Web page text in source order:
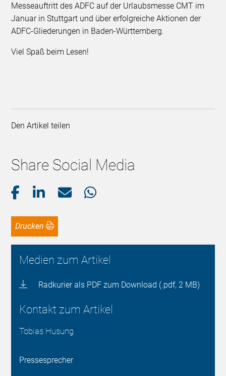
Messeauftritt des ADFC auf der Urlaubsmesse CMT im
Januar in Stuttgart und über erfolgreiche Aktionen der
ADFC-Gliederungen in Baden-Württemberg.
Viel Spaß beim Lesen!
Den Artikel teilen
Share Social Media
Drucken
Medien zum Artikel
Radkurier als PDF zum Download (.pdf, 2 MB)
Kontakt zum Artikel
Tobias Husung
Pressesprecher